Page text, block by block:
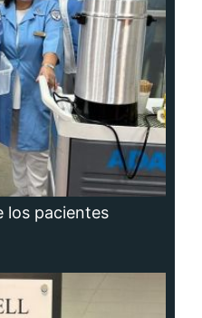
los pacientes